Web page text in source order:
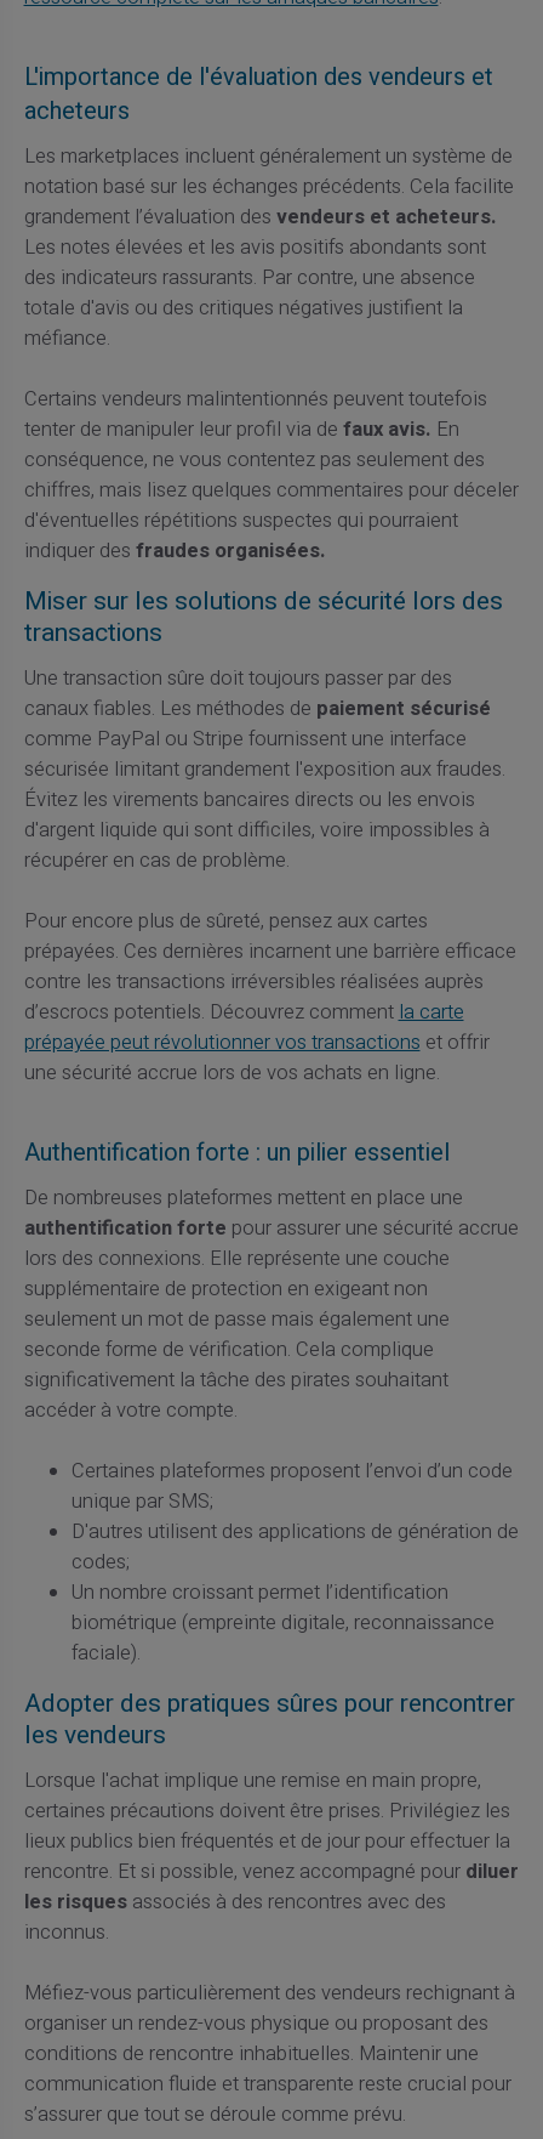
L'importance de l'évaluation des vendeurs et
acheteurs
Les marketplaces incluent généralement un système de
notation basé sur les échanges précédents. Cela facilite
grandement l’évaluation des vendeurs et acheteurs.
Les notes élevées et les avis positifs abondants sont
des indicateurs rassurants. Par contre, une absence
totale d'avis ou des critiques négatives justifient la
méfiance.
Certains vendeurs malintentionnés peuvent toutefois
tenter de manipuler leur profil via de faux avis. En
conséquence, ne vous contentez pas seulement des
chiffres, mais lisez quelques commentaires pour déceler
d'éventuelles répétitions suspectes qui pourraient
indiquer des fraudes organisées.
Miser sur les solutions de sécurité lors des
transactions
Une transaction sûre doit toujours passer par des
canaux fiables. Les méthodes de paiement sécurisé
comme PayPal ou Stripe fournissent une interface
sécurisée limitant grandement l'exposition aux fraudes.
Évitez les virements bancaires directs ou les envois
d'argent liquide qui sont difficiles, voire impossibles à
récupérer en cas de problème.
Pour encore plus de sûreté, pensez aux cartes
prépayées. Ces dernières incarnent une barrière efficace
contre les transactions irréversibles réalisées auprès
d’escrocs potentiels. Découvrez comment la carte
prépayée peut révolutionner vos transactions et offrir
une sécurité accrue lors de vos achats en ligne.
Authentification forte : un pilier essentiel
De nombreuses plateformes mettent en place une
authentification forte pour assurer une sécurité accrue
lors des connexions. Elle représente une couche
supplémentaire de protection en exigeant non
seulement un mot de passe mais également une
seconde forme de vérification. Cela complique
significativement la tâche des pirates souhaitant
accéder à votre compte.
Certaines plateformes proposent l’envoi d’un code
unique par SMS;
D'autres utilisent des applications de génération de
codes;
Un nombre croissant permet l’identification
biométrique (empreinte digitale, reconnaissance
faciale).
Adopter des pratiques sûres pour rencontrer
les vendeurs
Lorsque l'achat implique une remise en main propre,
certaines précautions doivent être prises. Privilégiez les
lieux publics bien fréquentés et de jour pour effectuer la
rencontre. Et si possible, venez accompagné pour diluer
les risquesassociés à des rencontres avec des
inconnus.
Méfiez-vous particulièrement des vendeurs rechignant à
organiser un rendez-vous physique ou proposant des
conditions de rencontre inhabituelles. Maintenir une
communication fluide et transparente reste crucial pour
s’assurer que tout se déroule comme prévu.